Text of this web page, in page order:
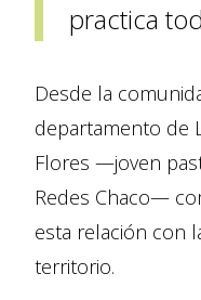
practica
Desde la
departamento de
Flores —joven
Redes Chaco—
esta relación con
territorio.